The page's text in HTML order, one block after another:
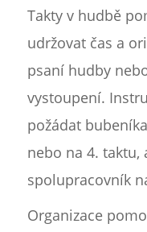
Takty v hudbě
udržovat čas a
psaní hudby
vystoupení.
požádat
nebo na 4. taktu,
spolupracovník
Organizace